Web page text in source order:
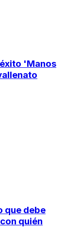
'Manos
que debe
quién